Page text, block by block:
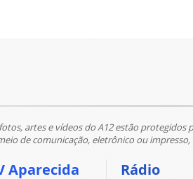
artes e vídeos do A12 estão protegidos
de comunicação, eletrônico ou
Aparecida
Rádio